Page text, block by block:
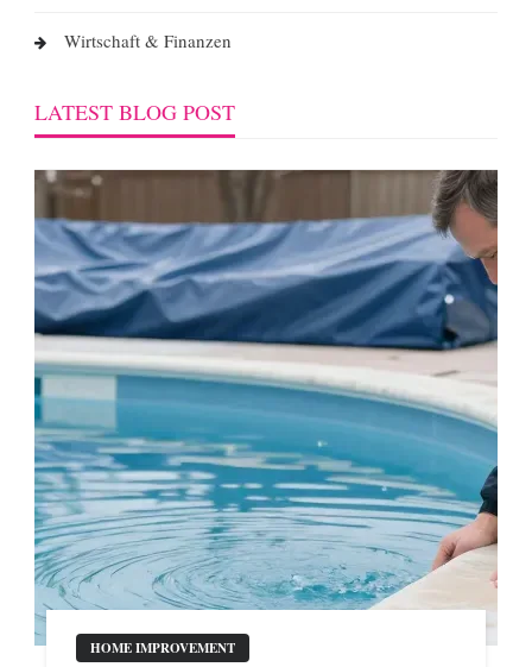
Wirtschaft & Finanzen
LATEST BLOG POST
HOME IMPROVEMENT